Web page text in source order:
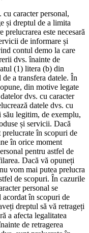
cu caracter personal,
și dreptul de a limita
prelucrarea este necesară
de informare și
contul demo la care
dvs. înainte de
(1) litera (b) din
a transfera datele. În
din motive legate
dvs. cu caracter
datele dvs. cu
său legitim, de exemplu,
și servicii. Dacă
prelucrate în scopuri de
în orice moment
pentru astfel de
Dacă vă opuneți
vom mai putea prelucra
de scopuri. În cazurile
personal se
acordat în scopuri de
dreptul să vă retrageți
a afecta legalitatea
de retragerea